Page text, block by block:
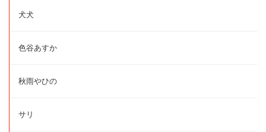
犬犬
色谷あすか
秋雨やひの
サリ